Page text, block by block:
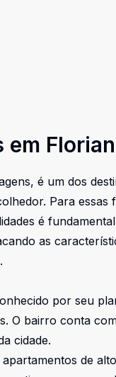
em
é um dos
Para essas
é
as
por seu
O bairro conta
cidade.
de